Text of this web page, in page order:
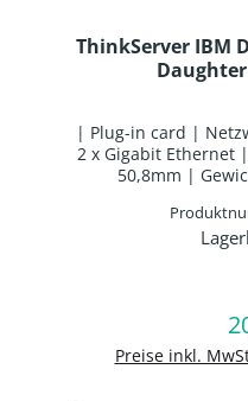
ThinkServer IBM
Daughter
| Plug-in card | Netzwerkadapter | Anschlüsse:
2 x Gigabit Ethernet | Abmessungen: 12.7mm x
50,8mm | Gewicht: 100g | 12 Monate
Preise inkl.
Produkt
In den